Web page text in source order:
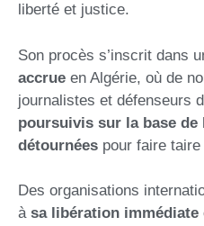
liberté et justice.
Son procès s’inscrit dans
accrue en Algérie, où de
journalistes et défenseurs
poursuivis sur la base
détournées pour faire
Des organisations
à sa libération